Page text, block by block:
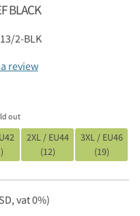
BLACK
2-BLK
review
out
2XL / EU44
(12)
3XL / EU46
(19)
vat 0%)